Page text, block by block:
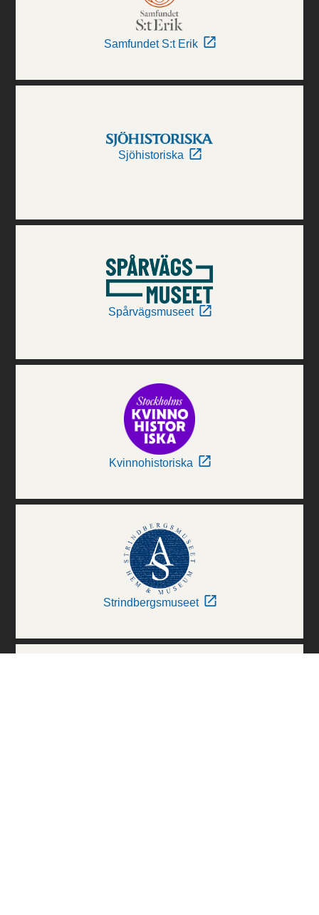
Samfundet S:t Erik
Sjöhistoriska
Spårvägsmuseet
Kvinnohistoriska
Strindbergsmuseet